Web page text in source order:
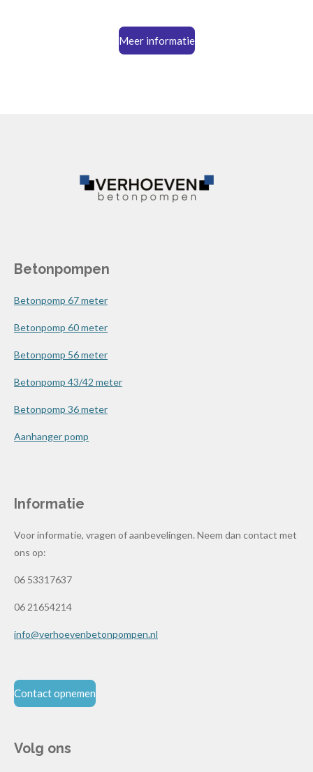
Meer informatie
Betonpompen
Betonpomp 67 meter
Betonpomp 60 meter
Betonpomp 56 meter
Betonpomp 43/42 meter
Betonpomp 36 meter
Aanhanger pomp
Informatie
Voor informatie, vragen of aanbevelingen. Neem dan contact met
ons op:
06 53317637
06 21654214
info@verhoevenbetonpompen.nl
Contact opnemen
Volg ons